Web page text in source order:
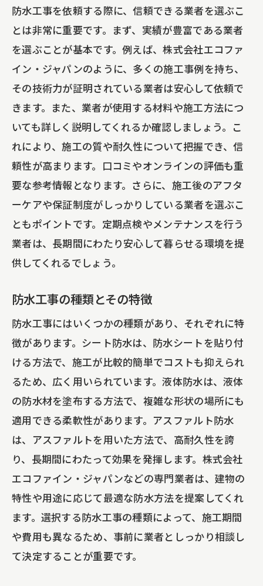
適切な業者選びが重要
お得な防水工事プランの活用法
見積もりの比較方法
費用対効果を考慮した選択
防水工事の助成金や補助金について
最新の防水技術で漏水を防ぐエコファイン・
ジャパンの取り組み
最前線の防水技術とは
エコファイン・ジャパンの革新的な技術
導入
漏水ゼロを目指す取り組み
最新技術を活用した施工事例
技術研修とスタッフのスキルアップ
江東区での防水工事の成功事例とその秘訣
江東区での代表的な施工事例
成功事例から学ぶポイント
プロジェクト管理の重要性
お客様の評価と成功の要因
長期的な効果を見据えた防水工事
エコファイン・ジャパンの成功事例の裏
側
防水工事を依頼する際に、信頼できる業者を選ぶこ
とは非常に重要です。まず、実績が豊富である業者
を選ぶことが基本です。例えば、株式会社エコファ
イン・ジャパンのように、多くの施工事例を持ち、
その技術力が証明されている業者は安心して依頼で
きます。また、業者が使用する材料や施工方法につ
いても詳しく説明してくれるか確認しましょう。こ
れにより、施工の質や耐久性について把握でき、信
頼性が高まります。口コミやオンラインの評価も重
要な参考情報となります。さらに、施工後のアフタ
ーケアや保証制度がしっかりしている業者を選ぶこ
ともポイントです。定期点検やメンテナンスを行う
業者は、長期間にわたり安心して暮らせる環境を提
供してくれるでしょう。
防水工事の種類とその特徴
防水工事にはいくつかの種類があり、それぞれに特
徴があります。シート防水は、防水シートを貼り付
ける方法で、施工が比較的簡単でコストも抑えられ
るため、広く用いられています。液体防水は、液体
の防水材を塗布する方法で、複雑な形状の場所にも
適用できる柔軟性があります。アスファルト防水
は、アスファルトを用いた方法で、高耐久性を誇
り、長期間にわたって効果を発揮します。株式会社
エコファイン・ジャパンなどの専門業者は、建物の
特性や用途に応じて最適な防水方法を提案してくれ
ます。選択する防水工事の種類によって、施工期間
や費用も異なるため、事前に業者としっかり相談し
て決定することが重要です。